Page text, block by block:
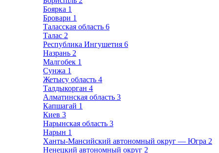
Боярка 1
Бровари 1
Таласская область 6
Талас 2
Республика Ингушетия 6
Назрань 2
Малгобек 1
Сунжа 1
Жетысу область 4
Талдыкорган 4
Алматинская область 3
Капшагай 1
Киев 3
Нарынская область 3
Нарын 1
Ханты-Мансийский автономный округ — Югра 2
Ненецкий автономный округ 2